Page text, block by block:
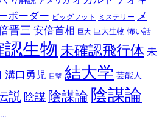
ボーダー ビッグフット ミステリー メ
晋三 安倍首相 巨大 巨大生物 怖い話
認生物 未確認飛行体 未
溝口勇児 目撃 結大学 芸能人
説 陰謀 陰謀論 陰謀論